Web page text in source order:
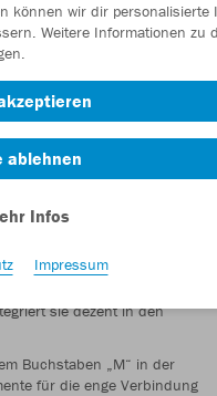
FSV Mainz
Bundesligaspielzeit. Das
sie dezent in den
Buchstaben „M“ in der
für die enge Verbindung
können wir dir personalisierte
Weitere Informationen zu
ablehnen
Infos
Impressum